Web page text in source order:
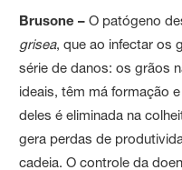
Brusone – O patógeno
grisea, que ao infectar os
série de danos: os grãos
ideais, têm má formação
deles é eliminada na
gera perdas de
cadeia. O controle da